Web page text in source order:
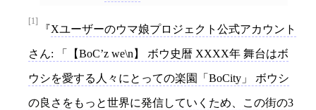
[1]
Xユーザーのウマ娘プロジェクト公式アカウント
さん: 「【BoC’z we\n】 ボウ史暦 XXXX年 舞台はボ
ウシを愛する人々にとっての楽園「BoCity」 ボウシ
の良さをもっと世界に発信していくため、この街の3